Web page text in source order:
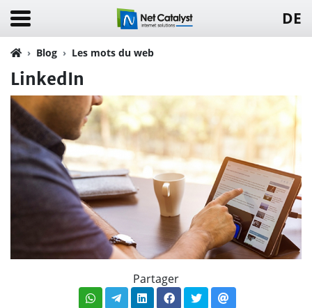
DE
Blog Les mots du web
LinkedIn
Partager